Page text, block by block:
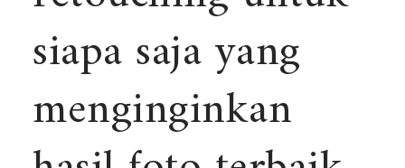
siapa saja yang
menginginkan